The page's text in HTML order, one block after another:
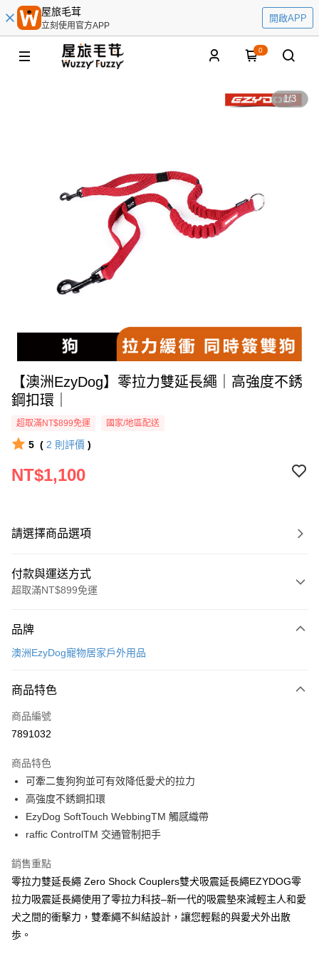
屋旅毛茸
立刻使用官方APP
開啟APP
0
1/3
【澳洲EzyDog】零拉力雙延長繩｜高強度不銹
鋼扣環｜
超取滿NT$899免運 國家/地區配送
5 ( 2 則評價 )
NT$1,100
請選擇商品選項
付款與運送方式
超取滿NT$899免運
信用卡一次付款
LINE Pay
Apple Pay
悠遊付
ATM付款
運送方式
7-11取貨付款
每筆NT$60，滿NT$899(含以上)免運費
品牌
澳洲EzyDog寵物居家戶外用品
商品特色
商品編號
7891032
商品特色
可牽二隻狗狗並可有效降低愛犬的拉力
高強度不銹鋼扣環
EzyDog SoftTouch WebbingTM 觸感織帶
raffic ControlTM 交通管制把手
銷售重點
零拉力雙延長繩 Zero Shock Couplers雙犬吸震延長繩EZYDOG零
拉力吸震延長繩使用了零拉力科技–新一代的吸震墊來減輕主人和愛
犬之間的衝擊力，雙牽繩不糾結設計，讓您輕鬆的與愛犬外出散
歩。